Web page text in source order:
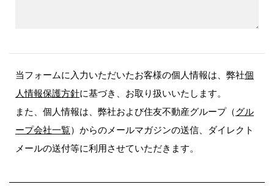
当フォームに入力いただいたお客様の個人情報は、弊社個
人情報保護方針に基づき、お取り扱いいたします。
また、個人情報は、弊社および住友不動産グループ（グル
ープ会社一覧）からのメールマガジンの送信、ダイレクト
メールの送付等に利用させていただきます。